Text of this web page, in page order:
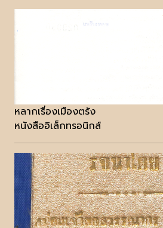
หลากเรื่องเมืองตรัง
หนังสืออิเล็กทรอนิกส์